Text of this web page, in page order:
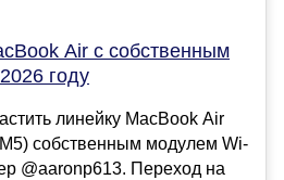
Air с собственным
году
линейку MacBook Air
собственным модулем Wi-
@aaronp613. Переход на